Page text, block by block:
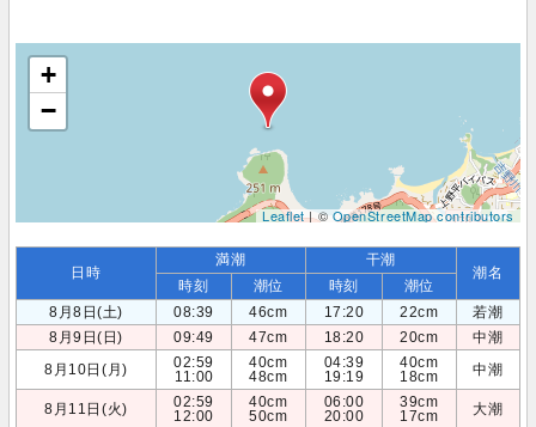
+
−
Leaflet| ©OpenStreetMap contributors
日時
満潮 干潮
潮名
時刻 潮位 時刻
潮位
8月8日(土)
08:39 46cm 17:20 22cm
若潮
8月9日(日)
09:49 47cm 18:20 20cm
中潮
8月10日(月)
02:59
11:00
40cm
48cm
04:39
19:19
40cm
18cm
中潮
8月11日(火)
02:59
12:00
40cm
50cm
06:00
20:00
39cm
17cm
大潮